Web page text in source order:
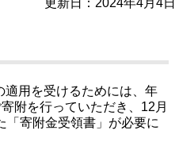
更新日：2024年4月4日
適用を受けるためには、年
附を行っていただき、12月
「寄附金受領書」が必要に